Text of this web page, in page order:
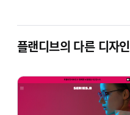
플랜디브의 다른 디자인